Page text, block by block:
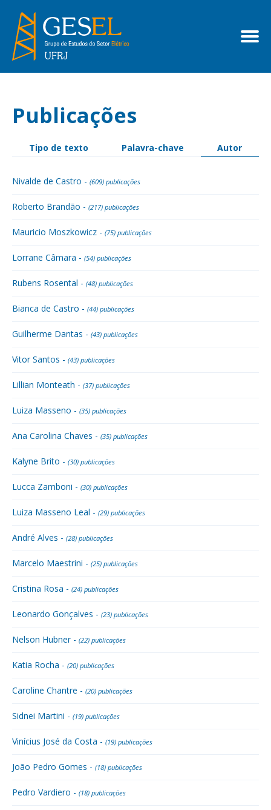
Publicações
Tipo de texto Palavra-chave Autor
Nivalde de Castro - (609) publicações
Roberto Brandão - (217) publicações
Mauricio Moszkowicz - (75) publicações
Lorrane Câmara - (54) publicações
Rubens Rosental - (48) publicações
Bianca de Castro - (44) publicações
Guilherme Dantas - (43) publicações
Vitor Santos - (43) publicações
Lillian Monteath - (37) publicações
Luiza Masseno - (35) publicações
Ana Carolina Chaves - (35) publicações
Kalyne Brito - (30) publicações
Lucca Zamboni - (30) publicações
Luiza Masseno Leal - (29) publicações
André Alves - (28) publicações
Marcelo Maestrini - (25) publicações
Cristina Rosa - (24) publicações
Leonardo Gonçalves - (23) publicações
Nelson Hubner - (22) publicações
Katia Rocha - (20) publicações
Caroline Chantre - (20) publicações
Sidnei Martini - (19) publicações
Vinícius José da Costa - (19) publicações
João Pedro Gomes - (18) publicações
Pedro Vardiero - (18) publicações